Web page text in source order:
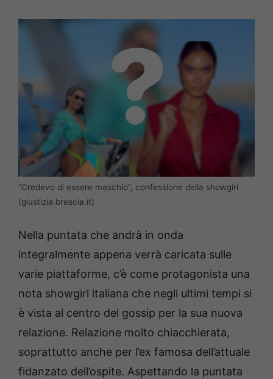
“Credevo di essere maschio”, confessione della showgirl
(giustizia.brescia.it)
Nella puntata che andrà in onda
integralmente appena verrà caricata sulle
varie piattaforme, c’è come protagonista una
nota showgirl italiana che negli ultimi tempi si
è vista al centro del gossip per la sua nuova
relazione. Relazione molto chiacchierata,
soprattutto anche per l’ex famosa dell’attuale
fidanzato dell’ospite. Aspettando la puntata